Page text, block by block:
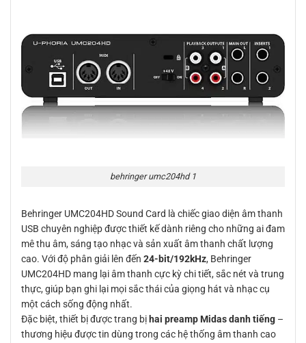
behringer umc204hd 1
Behringer UMC204HD Sound Card là chiếc giao diện âm thanh
USB chuyên nghiệp được thiết kế dành riêng cho những ai đam
mê thu âm, sáng tạo nhạc và sản xuất âm thanh chất lượng
cao. Với độ phân giải lên đến 24-bit/192kHz, Behringer
UMC204HD mang lại âm thanh cực kỳ chi tiết, sắc nét và trung
thực, giúp bạn ghi lại mọi sắc thái của giọng hát và nhạc cụ
một cách sống động nhất.
Đặc biệt, thiết bị được trang bị hai preamp Midas danh tiếng –
thương hiệu được tin dùng trong các hệ thống âm thanh cao